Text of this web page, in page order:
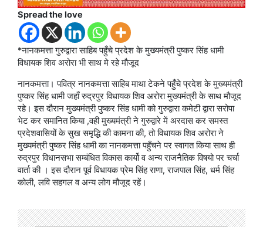
Spread the love
*नानकमत्ता गुरुद्वारा साहिब पहुँचे प्रदेश के मुख्यमंत्री पुष्कर सिंह धामी
विधायक शिव अरोरा भी साथ मे रहे मौजूद
नानकमत्ता। पवित्र नानकमत्ता साहिब माथा टेकने पहुँचे प्रदेश के मुख्यमंत्री
पुष्कर सिंह धामी जहाँ रुद्रपुर विधायक शिव अरोरा मुख्यमंत्री के साथ मौजूद
रहे। इस दौरान मुख्यमंत्री पुष्कर सिंह धामी को गुरुद्वारा कमेटी द्वारा सरोपा
भेट कर समानित किया ,वही मुख्यमंत्री ने गुरुद्वारे में अरदास कर समस्त
प्रदेशवासियों के सुख समृद्धि की कामना की, तो विधायक शिव अरोरा ने
मुख्यमंत्री पुष्कर सिंह धामी का नानकमत्ता पहुँचने पर स्वागत किया साथ ही
रुद्रपुर विधानसभा सम्बंधित विकास कार्यो व अन्य राजनैतिक विषयो पर चर्चा
वार्ता की । इस दौरान पूर्व विधायक प्रेम सिंह राणा, राजपाल सिंह, धर्म सिंह
कोली, लवि सहगल व अन्य लोग मौजूद रहें।